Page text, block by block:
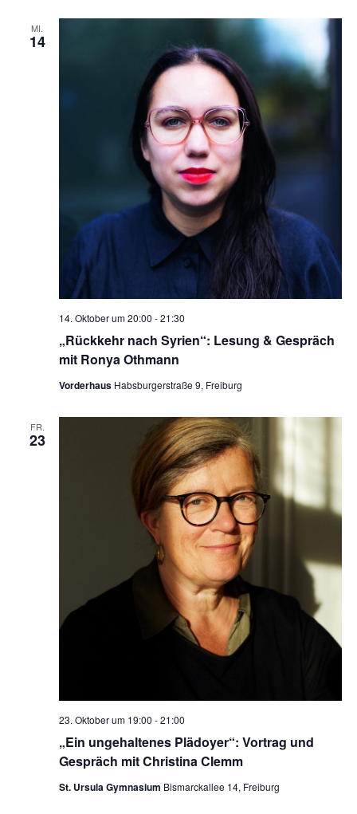
MI.
14
„Rückkehr nach Syrien“: Lesung & Gespräch
mit Ronya Othmann
14. Oktober um 20:00 -21:30
Vorderhaus Habsburgerstraße 9, Freiburg
FR.
23
„Ein ungehaltenes Plädoyer“: Vortrag und
Gespräch mit Christina Clemm
23. Oktober um 19:00 -21:00
St. Ursula Gymnasium Bismarckallee 14, Freiburg